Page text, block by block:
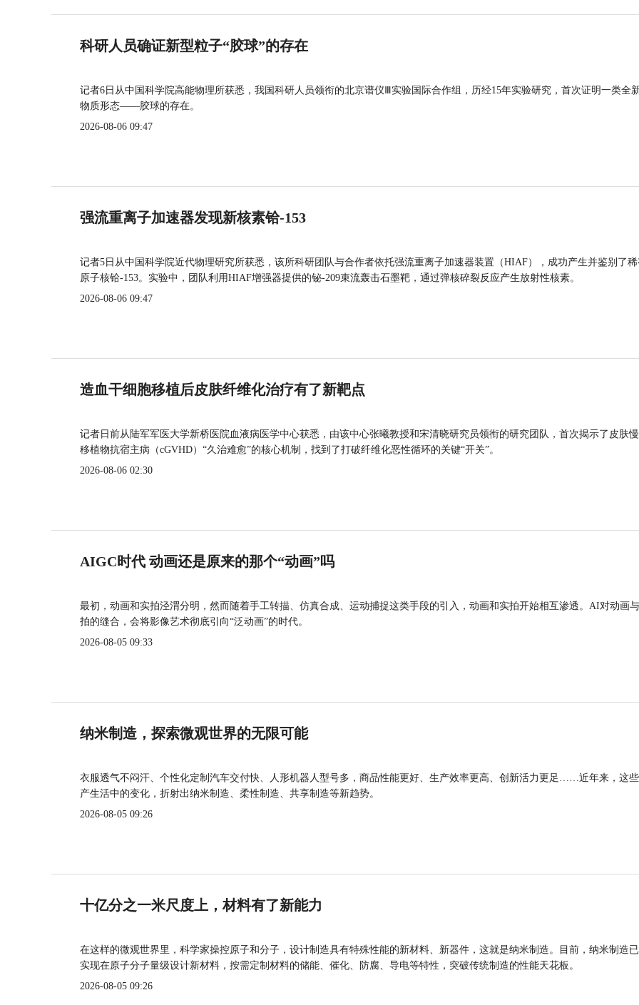
科研人员确证新型粒子“胶球”的存在
记者6日从中国科学院高能物理所获悉，我国科研人员领衔的北京谱仪Ⅲ实验国际合作组，历经15年实验研究，首次证明一类全
物质形态——胶球的存在。
2026-08-06 09:47
强流重离子加速器发现新核素铪-153
记者5日从中国科学院近代物理研究所获悉，该所科研团队与合作者依托强流重离子加速器装置（HIAF），成功产生并鉴别了
原子核铪-153。实验中，团队利用HIAF增强器提供的铋-209束流轰击石墨靶，通过弹核碎裂反应产生放射性核素。
2026-08-06 09:47
造血干细胞移植后皮肤纤维化治疗有了新靶点
记者日前从陆军军医大学新桥医院血液病医学中心获悉，由该中心张曦教授和宋清晓研究员领衔的研究团队，首次揭示了皮肤
移植物抗宿主病（cGVHD）“久治难愈”的核心机制，找到了打破纤维化恶性循环的关键“开关”。
2026-08-06 02:30
AIGC时代 动画还是原来的那个“动画”吗
最初，动画和实拍泾渭分明，然而随着手工转描、仿真合成、运动捕捉这类手段的引入，动画和实拍开始相互渗透。AI对动画
拍的缝合，会将影像艺术彻底引向“泛动画”的时代。
2026-08-05 09:33
纳米制造，探索微观世界的无限可能
衣服透气不闷汗、个性化定制汽车交付快、人形机器人型号多，商品性能更好、生产效率更高、创新活力更足……近年来，这
产生活中的变化，折射出纳米制造、柔性制造、共享制造等新趋势。
2026-08-05 09:26
十亿分之一米尺度上，材料有了新能力
在这样的微观世界里，科学家操控原子和分子，设计制造具有特殊性能的新材料、新器件，这就是纳米制造。目前，纳米制造
实现在原子分子量级设计新材料，按需定制材料的储能、催化、防腐、导电等特性，突破传统制造的性能天花板。
2026-08-05 09:26